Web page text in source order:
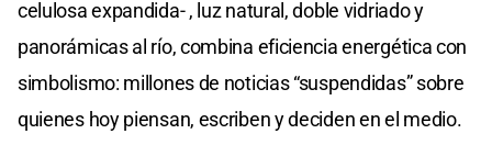
celulosa expandida- , luz natural, doble vidriado y
panorámicas al río, combina eficiencia energética con
simbolismo: millones de noticias “suspendidas” sobre
quienes hoy piensan, escriben y deciden en el medio.